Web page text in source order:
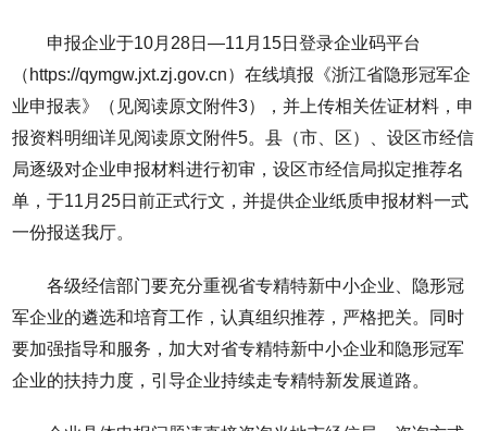
申报企业于10月28日—11月15日登录企业码平台
（https://qymgw.jxt.zj.gov.cn）在线填报《浙江省隐形冠军企
业申报表》（见阅读原文附件3），并上传相关佐证材料，申
报资料明细详见阅读原文附件5。县（市、区）、设区市经信
局逐级对企业申报材料进行初审，设区市经信局拟定推荐名
单，于11月25日前正式行文，并提供企业纸质申报材料一式
一份报送我厅。
各级经信部门要充分重视省专精特新中小企业、隐形冠
军企业的遴选和培育工作，认真组织推荐，严格把关。同时
要加强指导和服务，加大对省专精特新中小企业和隐形冠军
企业的扶持力度，引导企业持续走专精特新发展道路。